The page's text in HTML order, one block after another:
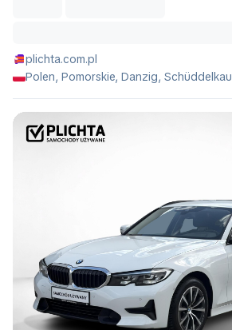
plichta.com.pl
Polen, Pomorskie, Danzig, Schüddelkau